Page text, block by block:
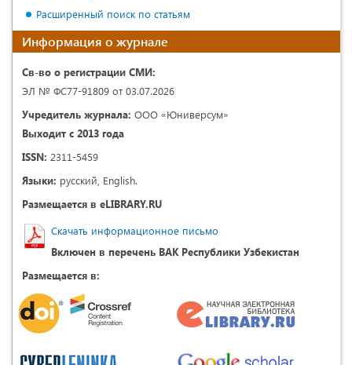
Расширенный поиск по статьям
Информация о журнале
Св-во о регистрации СМИ:
ЭЛ № ФС77-91809 от 03.07.2026
Учредитель журнала: ООО «Юниверсум»
Выходит с 2013 года
ISSN: 2311-5459
Языки: русский, English.
Размещается в eLIBRARY.RU
Скачать информационное письмо
Включен в перечень ВАК Республики Узбекистан
Размещается в: